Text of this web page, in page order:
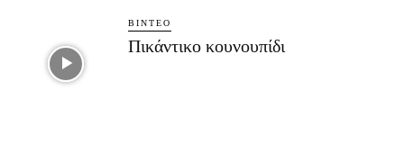
ΒΊΝΤΕΟ
Πικάντικο κουνουπίδι